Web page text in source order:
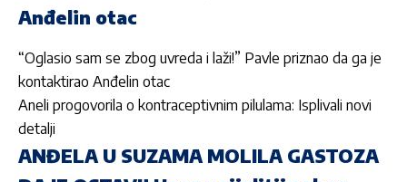
Anđelin otac
“Oglasio sam se zbog uvreda i laži!” Pavle priznao da ga je
kontaktirao Anđelin otac
Aneli progovorila o kontraceptivnim pilulama: Isplivali novi
detalji
ANĐELA U SUZAMA MOLILA GASTOZA